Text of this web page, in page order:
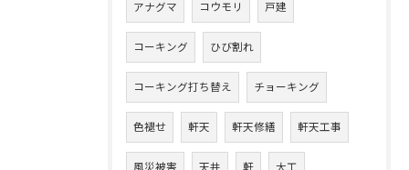
アナグマ コウモリ 戸建
コーキング ひび割れ
コーキング打ち替え チョーキング
色褪せ 軒天 軒天修繕 軒天工事
風災被害 天井 軒 大工